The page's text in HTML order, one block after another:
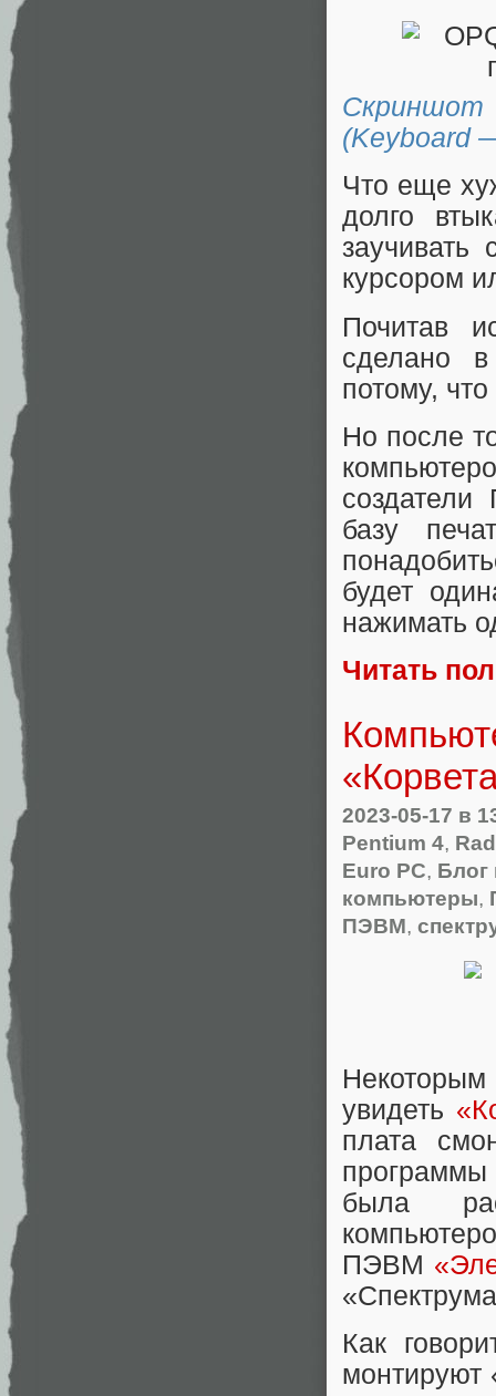
Скриншот
(Keyboard
Что еще
долго
заучивать
курсором
Почитав
сделано
потому,
Но после
базу
будет
нажимать
Читать
2023-05-17 в
Pentium 4,
Euro PC, Блог
компьютеры,
ПЭВМ,
увидеть
плата
была
ПЭВМ
Как
монтируют